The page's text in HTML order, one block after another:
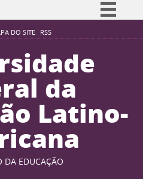
DO SITE RSS
Simplifique!
Participe
Acesso à informação
Legislação
Canais
da
Latino-
DA EDUCAÇÃO